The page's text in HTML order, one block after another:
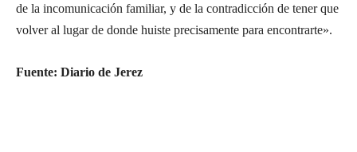
de la incomunicación familiar, y de la contradicción de tener que
volver al lugar de donde huiste precisamente para encontrarte».
Fuente: Diario de Jerez